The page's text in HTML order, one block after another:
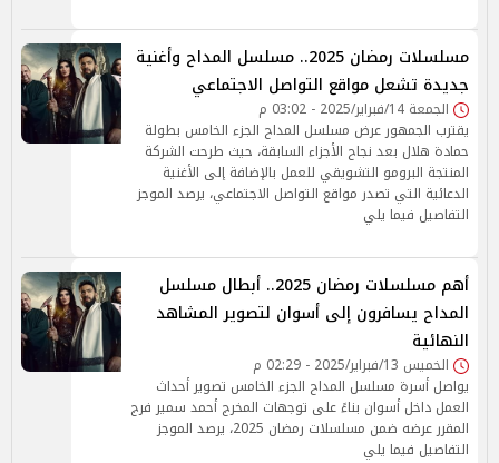
مسلسلات رمضان 2025.. مسلسل المداح وأغنية
جديدة تشعل مواقع التواصل الاجتماعي
الجمعة 14/فبراير/2025 - 03:02 م
يقترب الجمهور عرض مسلسل المداح الجزء الخامس بطولة
حمادة هلال بعد نجاح الأجزاء السابقة، حيث طرحت الشركة
المنتجة البرومو التشويقي للعمل بالإضافة إلى الأغنية
الدعائية التي تصدر مواقع التواصل الاجتماعي، يرصد الموجز
التفاصيل فيما يلي
أهم مسلسلات رمضان 2025.. أبطال مسلسل
المداح يسافرون إلى أسوان لتصوير المشاهد
النهائية
الخميس 13/فبراير/2025 - 02:29 م
يواصل أسرة مسلسل المداح الجزء الخامس تصوير أحداث
العمل داخل أسوان بناءً على توجهات المخرج أحمد سمير فرج
المقرر عرضه ضمن مسلسلات رمضان 2025، يرصد الموجز
التفاصيل فيما يلي